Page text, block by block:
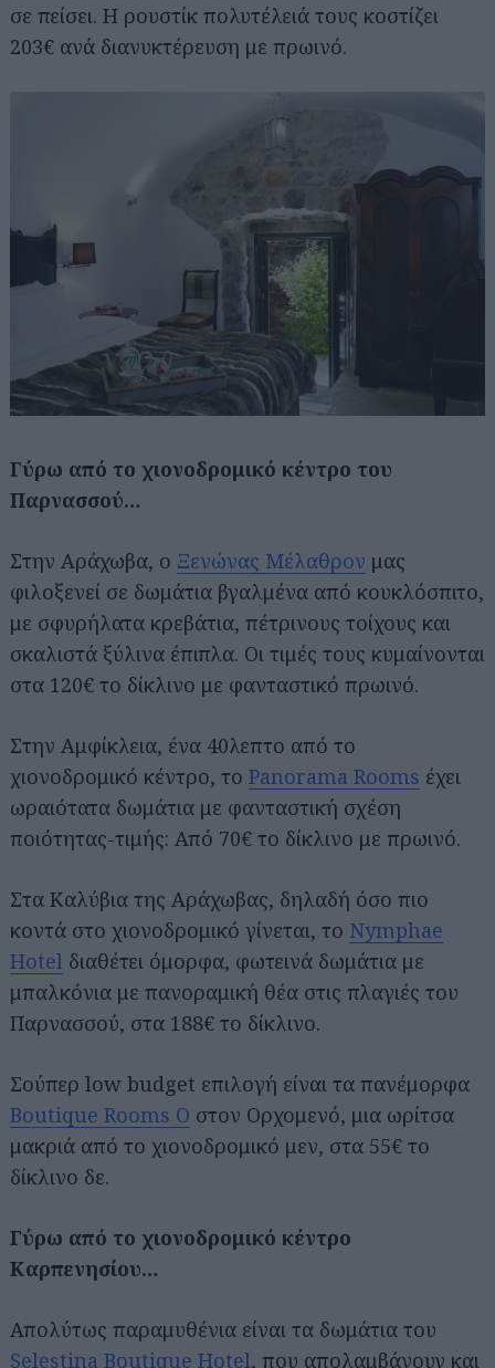
σε πείσει. Η ρουστίκ πολυτέλειά τους κοστίζει
203€ ανά διανυκτέρευση με πρωινό.
Γύρω από το χιονοδρομικό κέντρο του
Παρνασσού…
Στην Αράχωβα, ο Ξενώνας Μέλαθρον μας
φιλοξενεί σε δωμάτια βγαλμένα από κουκλόσπιτο,
με σφυρήλατα κρεβάτια, πέτρινους τοίχους και
σκαλιστά ξύλινα έπιπλα. Οι τιμές τους κυμαίνονται
στα 120€ το δίκλινο με φανταστικό πρωινό.
Στην Αμφίκλεια, ένα 40λεπτο από το
χιονοδρομικό κέντρο, το Panorama Rooms έχει
ωραιότατα δωμάτια με φανταστική σχέση
ποιότητας-τιμής: Από 70€ το δίκλινο με πρωινό.
Στα Καλύβια της Αράχωβας, δηλαδή όσο πιο
κοντά στο χιονοδρομικό γίνεται, το Nymphae
Hotel διαθέτει όμορφα, φωτεινά δωμάτια με
μπαλκόνια με πανοραμική θέα στις πλαγιές του
Παρνασσού, στα 188€ το δίκλινο.
Σούπερ low budget επιλογή είναι τα πανέμορφα
Boutique Rooms O στον Ορχομενό, μια ωρίτσα
μακριά από το χιονοδρομικό μεν, στα 55€ το
δίκλινο δε.
Γύρω από το χιονοδρομικό κέντρο
Καρπενησίου…
Απολύτως παραμυθένια είναι τα δωμάτια του
Selestina Boutique Hotel, που απολαμβάνουν και